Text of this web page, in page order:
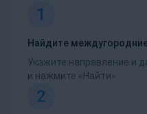
1
Найдите
Укажите направление и
и нажмите «Найти».
2